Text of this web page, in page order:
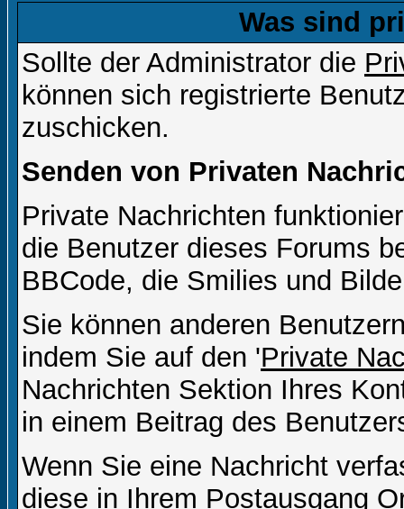
Was sind
Sollte der Administrator die
können sich registrierte
zuschicken.
Senden von Privaten
Private Nachrichten
die Benutzer dieses Forums
BBCode, die Smilies und
Sie können anderen
indem Sie auf den 'Private
Nachrichten Sektion Ihres
in einem Beitrag des
Wenn Sie eine Nachricht
diese in Ihrem Postausgang